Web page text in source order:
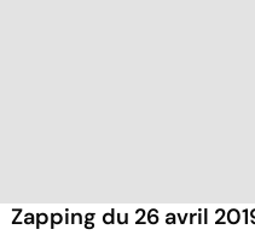
Zapping du 26 avril